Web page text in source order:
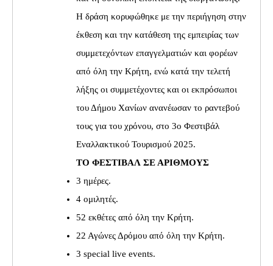
Η δράση κορυφώθηκε με την περιήγηση στην
έκθεση και την κατάθεση της εμπειρίας των
συμμετεχόντων επαγγελματιών και φορέων
από όλη την Κρήτη, ενώ κατά την τελετή
λήξης οι συμμετέχοντες και οι εκπρόσωποι
του Δήμου Χανίων ανανέωσαν το ραντεβού
τους για του χρόνου, στο 3ο Φεστιβάλ
Εναλλακτικού Τουρισμού 2025.
ΤΟ ΦΕΣΤΙΒΑΛ ΣΕ ΑΡΙΘΜΟΥΣ
3 ημέρες.
4 ομιλητές.
52 εκθέτες από όλη την Κρήτη.
22 Αγώνες Δρόμου από όλη την Κρήτη.
3 special live events.